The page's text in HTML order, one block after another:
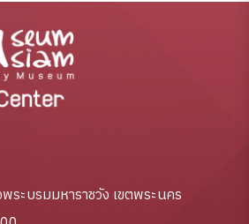
ระบรมมหาราชวัง เขตพระนคร